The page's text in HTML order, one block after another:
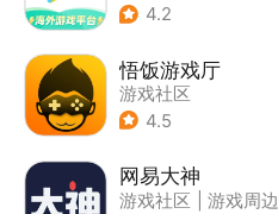
4.2
悟饭游戏厅
游戏社区
4.5
网易大神
游戏社区
游戏周边